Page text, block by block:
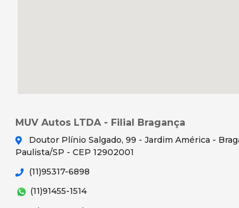
MUV Autos LTDA - Filial Bragança
Doutor Plínio Salgado, 99 - Jardim América -
Paulista/SP - CEP 12902001
(11)95317-6898
(11)91455-1514